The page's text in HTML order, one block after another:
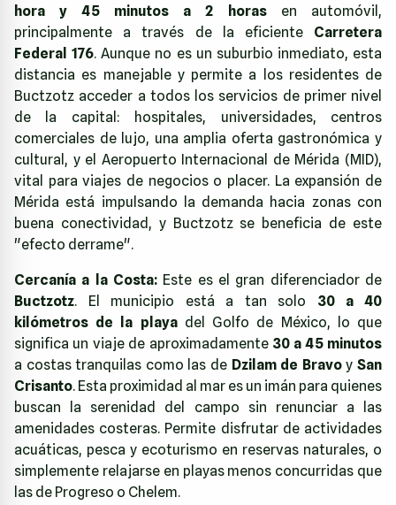
hora y 45 minutos a 2 horasen automóvil,
principalmente a través de la eficiente Carretera
Federal 176. Aunque no es un suburbio inmediato, esta
distancia es manejable y permite a los residentes de
Buctzotz acceder a todos los servicios de primer nivel
de la capital: hospitales, universidades, centros
comerciales de lujo, una amplia oferta gastronómica y
cultural, y el Aeropuerto Internacional de Mérida (MID),
vital para viajes de negocios o placer. La expansión de
Mérida está impulsando la demanda hacia zonas con
buena conectividad, y Buctzotz se beneficia de este
"efecto derrame".
Cercanía a la Costa: Este es el gran diferenciador de
Buctzotz. El municipio está a tan solo 30 a 40
kilómetros de la playadel Golfo de México, lo que
significa un viaje de aproximadamente 30 a 45 minutos
a costas tranquilas como las de Dzilam de BravoySan
Crisanto. Esta proximidad al mar es un imán para quienes
buscan la serenidad del campo sin renunciar a las
amenidades costeras. Permite disfrutar de actividades
acuáticas, pesca y ecoturismo en reservas naturales, o
simplemente relajarse en playas menos concurridas que
las de Progreso o Chelem.